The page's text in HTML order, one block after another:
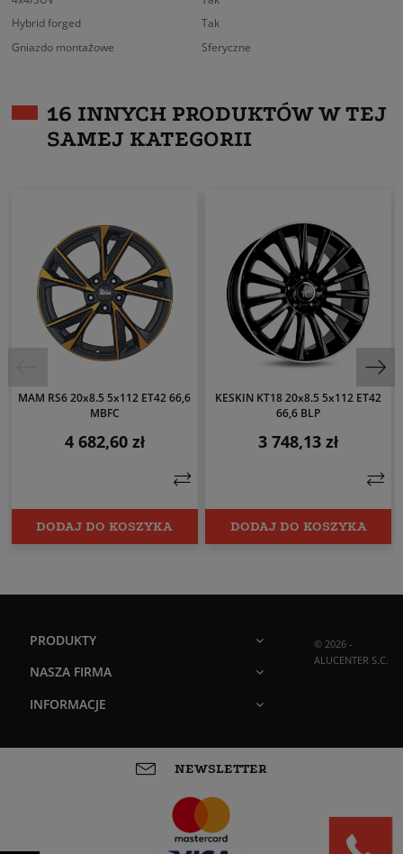
Hybrid forged
Tak
Gniazdo montażowe
Sferyczne
16 INNYCH PRODUKTÓW W TEJ
SAMEJ KATEGORII
MAM RS6 20x8.5 5x112 ET42 66,6
MBFC
Cena
4 682,60 zł
DODAJ DO KOSZYKA
KESKIN KT18 20x8.5 5x112 ET42
66,6 BLP
Cena
3 748,13 zł
DODAJ DO KOSZYKA
PRODUKTY
NASZA FIRMA
INFORMACJE
© 2026 -
ALUCENTER S.C.
NEWSLETTER